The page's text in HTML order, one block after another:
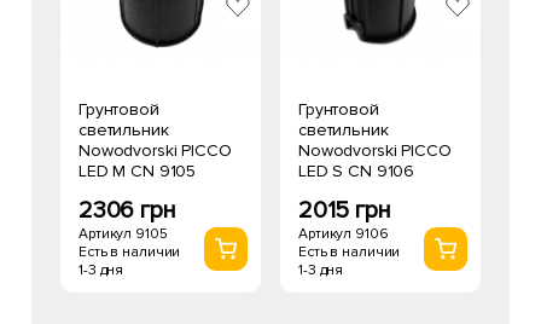
Грунтовой
светильник
Nowodvorski PICCO
LED M CN 9105
2306 грн
Артикул 9105
Есть в наличии
1-3 дня
Грунтовой
светильник
Nowodvorski PICCO
LED S CN 9106
2015 грн
Артикул 9106
Есть в наличии
1-3 дня